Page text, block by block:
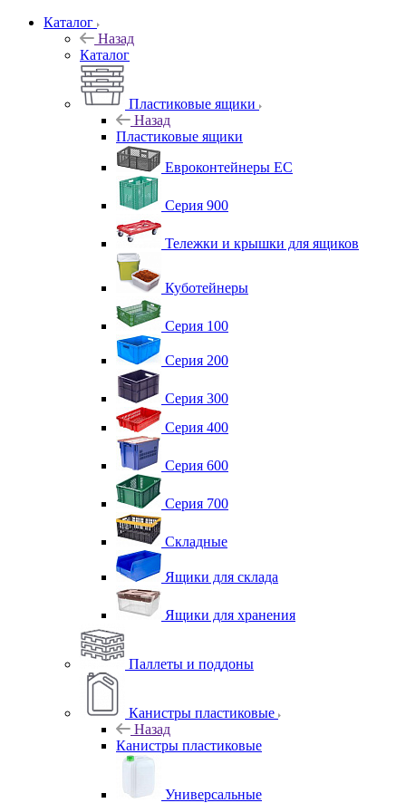
Каталог
Назад
Каталог
Пластиковые ящики
Назад
Пластиковые ящики
Евроконтейнеры ЕС
Серия 900
Тележки и крышки для ящиков
Куботейнеры
Серия 100
Серия 200
Серия 300
Серия 400
Серия 600
Серия 700
Складные
Ящики для склада
Ящики для хранения
Паллеты и поддоны
Канистры пластиковые
Назад
Канистры пластиковые
Универсальные